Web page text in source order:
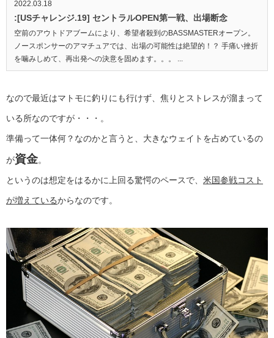
2022.03.18
:[USチャレンジ.19] セントラルOPEN第一戦、出場断念
空前のアウトドアブームにより、希望者殺到のBASSMASTERオープン。
ノースポンサーのアマチュアでは、出場の可能性は絶望的！？ 手痛い挫折
を噛みしめて、再出発への決意を固めます。。。 ...
なので最近はマトモに釣りにも行けず、焦りとストレスが溜まって
いる所なのですが・・・。
準備って一体何？なのかと言うと、大きなウェイトを占めているの
が資金。
というのは想定をはるかに上回る驚愕のペースで、 米国参戦コスト
が増えているからなのです。